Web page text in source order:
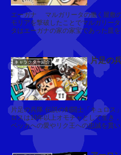
ア
ン
ヌ
・
ゴ
ー
ル
デ
ン
ウ
エーガナ マルガリータの働く屋敷の主人。2年前，麦わらの一味が
モリアを撃破したことでマルガリー
タはエーガナの家の家宝であった皿
を割られたことには気にも留め...
キャラクター紹介 片足の
片足の兵隊 伝説の剣闘士「キュロス」がオモチャとなった姿。キュ
ロスは10年以上オモチャとして生き
ベッカへの愛やリク王への忠誠を貫
直前，ドフラミンゴの占拠する王...